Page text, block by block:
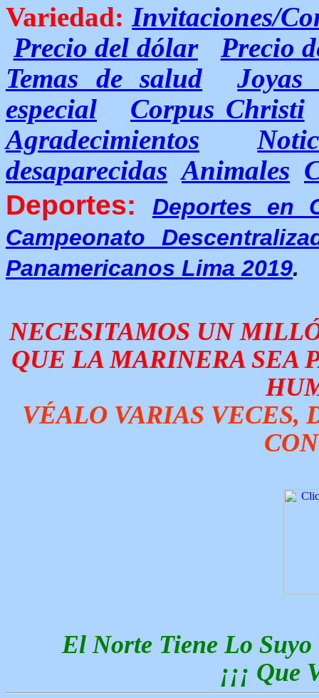
Variedad: Invitaciones/
Precio del dólar
Precio
Temas de salud
especial
Corpus Christi
Agradecimientos
desaparecidas Animales
Deportes:
Deportes en
Campeonato
Panamericanos Lima 2019.
NECESITAMOS UN
QUE LA MARINERA SEA
VÉALO VARIAS VECES,
El Norte Tiene Lo
¡¡¡